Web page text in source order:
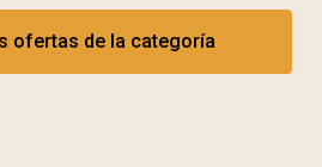
ofertas de la categoría